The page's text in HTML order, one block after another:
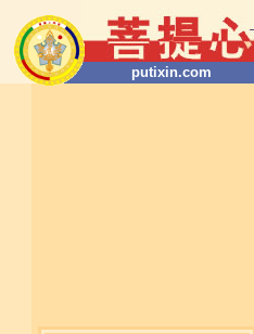
putixin.com